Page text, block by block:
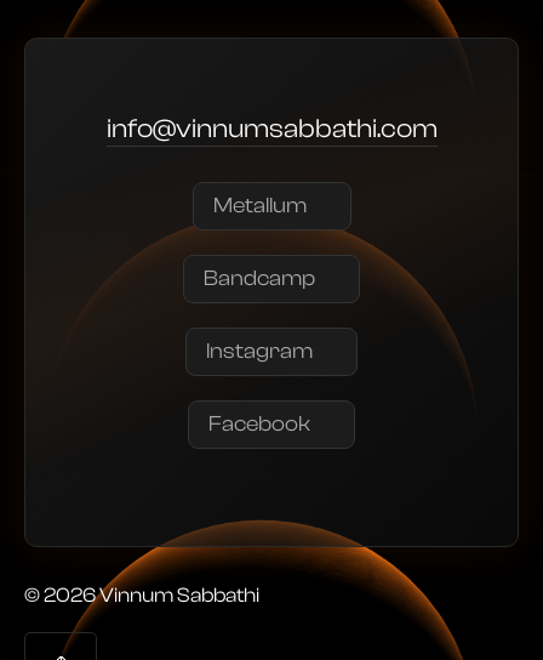
info@vinnumsabbathi.com
Metallum
Bandcamp
Instagram
Facebook
© 2026 Vinnum Sabbathi